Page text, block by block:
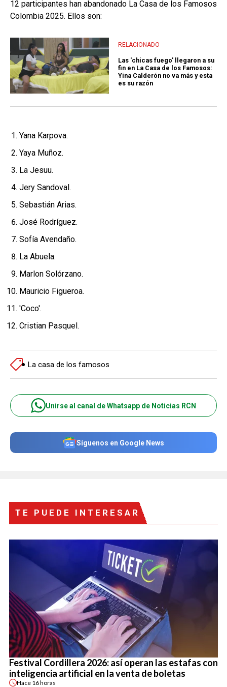
12 participantes han abandonado La Casa de los Famosos
Colombia 2025. Ellos son:
RELACIONADO
Las 'chicas fuego' llegaron a su
fin en La Casa de los Famosos:
Yina Calderón no va más y esta
es su razón
Yana Karpova.
Yaya Muñoz.
La Jesuu.
Jery Sandoval.
Sebastián Arias.
José Rodríguez.
Sofía Avendaño.
La Abuela.
Marlon Solórzano.
Mauricio Figueroa.
'Coco'.
Cristian Pasquel.
La casa de los famosos
Unirse al canal de Whatsapp de Noticias RCN
Síguenos en Google News
TE PUEDE INTERESAR
Festival Cordillera 2026: así operan las estafas con
inteligencia artificial en la venta de boletas
Hace 16 horas